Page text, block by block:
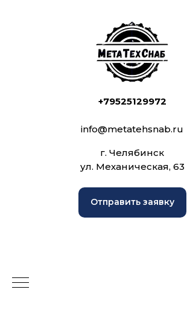
+79525129972
info@metatehsnab.ru
г. Челябинск
ул. Механическая, 63
Отправить заявку